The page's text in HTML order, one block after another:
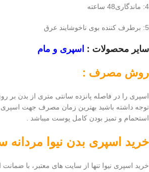
4: ماندگاری48 ساعته
5: برطرف کننده بوی ناخوشایند عرق
سایر محصولات : اسپری و مام
روش مصرف :
اسپری را در فاصله پانزده سانتی متری از بدن بر
توجه داشته باشید بهترین زمان مصرف جهت اسپری
استحمام و تمیز بودن کامل پوست میباشد .
خرید اسپری بدن نیوا مردانه
خرید اسپری نیوا تنها از سایت های معتبر، با ضمانت